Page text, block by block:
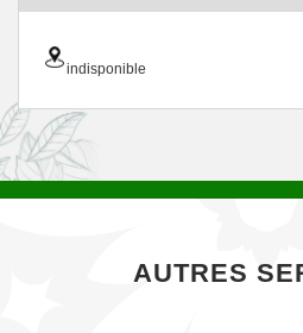
indisponible
AUTRES